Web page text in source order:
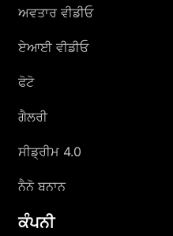
ਅਵਤਾਰ ਵੀਡੀਓ
ਏਆਈ ਵੀਡੀਓ
ਫੋਟੋ
ਗੈਲਰੀ
ਸੀਡ੍ਰੀਮ 4.0
ਨੈਨੋ ਬਨਾਨ
ਕੰਪਨੀ